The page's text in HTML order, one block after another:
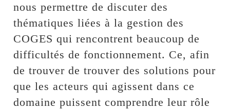
nous permettre de discuter des
thématiques liées à la gestion des
COGES qui rencontrent beaucoup de
difficultés de fonctionnement. Ce, afin
de trouver de trouver des solutions pour
que les acteurs qui agissent dans ce
domaine puissent comprendre leur rôle